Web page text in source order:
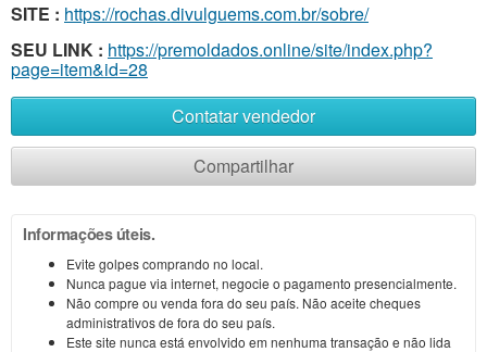
SITE : https://rochas.divulguems.com.br/sobre/
SEU LINK : https://premoldados.online/site/index.php?
page=item&id=28
Contatar vendedor
Compartilhar
Informações úteis.
Evite golpes comprando no local.
Nunca pague via internet, negocie o pagamento presencialmente.
Não compre ou venda fora do seu país. Não aceite cheques
administrativos de fora do seu país.
Este site nunca está envolvido em nenhuma transação e não lida